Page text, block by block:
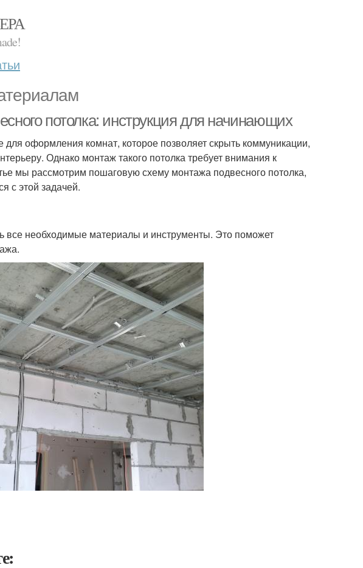
потолка: инструкция для начинающих
оформления комнат, которое позволяет скрыть коммуникации,
Однако монтаж такого потолка требует внимания к
мы рассмотрим пошаговую схему монтажа подвесного потолка,
с этой задачей.
все необходимые материалы и инструменты. Это поможет